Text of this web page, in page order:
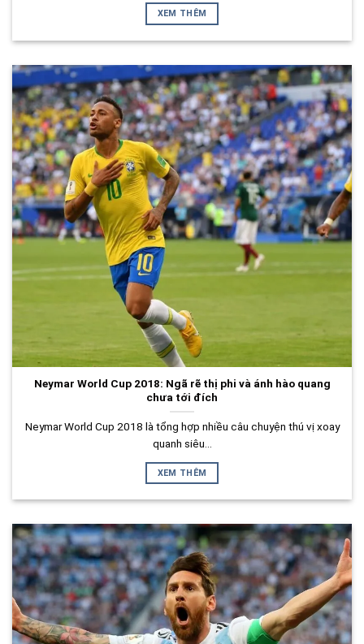
XEM THÊM
Neymar World Cup 2018: Ngã rẽ thị phi và ánh hào quang
chưa tới đích
Neymar World Cup 2018 là tổng hợp nhiều câu chuyện thú vị xoay
quanh siêu...
XEM THÊM